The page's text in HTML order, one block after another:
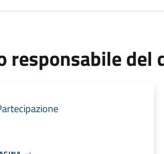
responsabile del